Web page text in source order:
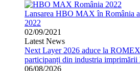
Lansarea HBO MAX în România a
2022
02/09/2021
Latest News
Next Layer 2026 aduce la
participanți din industria imprimării
06/08/2026